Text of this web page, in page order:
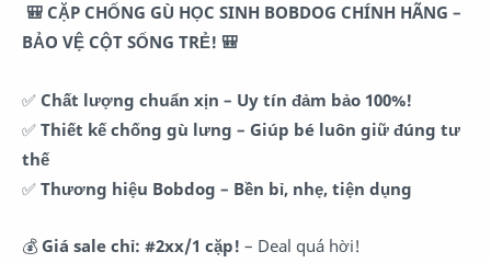
🎒 CẶP CHỐNG GÙ HỌC SINH BOBDOG CHÍNH HÃNG –
BẢO VỆ CỘT SỐNG TRẺ! 🎒
✅ Chất lượng chuẩn xịn – Uy tín đảm bảo 100%!
✅ Thiết kế chống gù lưng – Giúp bé luôn giữ đúng tư
thế
✅ Thương hiệu Bobdog – Bền bỉ, nhẹ, tiện dụng
💰 Giá sale chỉ: #2xx/1 cặp! – Deal quá hời!